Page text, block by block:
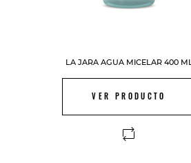
LA JARA AGUA MICELAR 400 ML
VER PRODUCTO